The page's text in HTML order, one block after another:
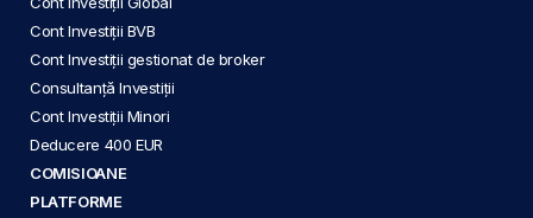
Cont Investiții BVB
Cont Investiții gestionat de broker
Consultanță Investiții
Cont Investiții Minori
Deducere 400 EUR
COMISIOANE
PLATFORME